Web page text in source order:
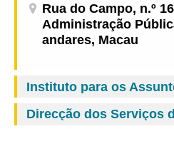
Rua do Campo, n.º
Administração
andares, Macau
Instituto para os